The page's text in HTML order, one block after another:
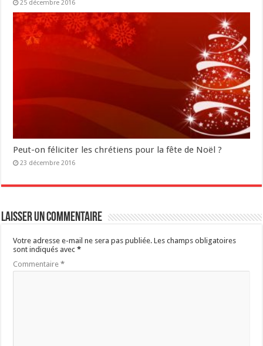
25 décembre 2016
Peut-on féliciter les chrétiens pour la fête de Noël ?
23 décembre 2016
Laisser un commentaire
Votre adresse e-mail ne sera pas publiée. Les champs obligatoires
sont indiqués avec*
Commentaire*